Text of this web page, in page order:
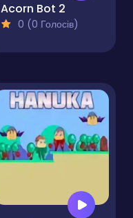
Acorn Bot 2
0 (0 Голосів)